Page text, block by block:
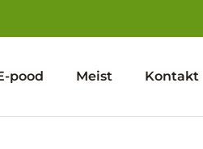
pood Meist Kontakt